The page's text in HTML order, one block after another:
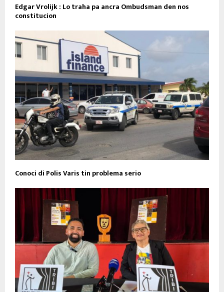
Edgar Vrolijk : Lo traha pa ancra Ombudsman den nos
constitucion
Conoci di Polis Varis tin problema serio